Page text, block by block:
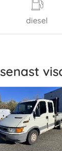
diesel
senast